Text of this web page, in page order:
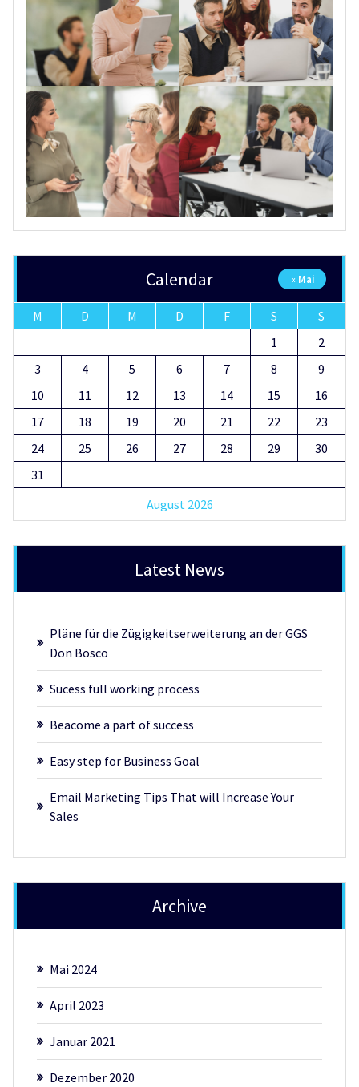
Calendar
August 2026
M D M D F S
S
1
2
3
4 5 6 7 8
9
10
11 12 13 14 15
16
17
18 19 20 21 22
23
24
25 26 27 28 29
30
31
« Mai
Latest News
Pläne für die Zügigkeitserweiterung an der GGS
Don Bosco
Sucess full working process
Beacome a part of success
Easy step for Business Goal
Email Marketing Tips That will Increase Your
Sales
Archive
Mai 2024
April 2023
Januar 2021
Dezember 2020